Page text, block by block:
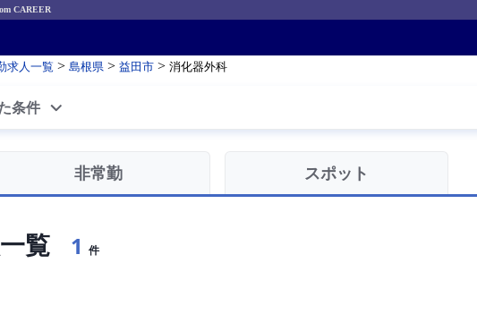
CAREER
求人一覧 > 島根県 > 益田市 > 消化器外科
条件
非常勤 スポット
覧 1 件